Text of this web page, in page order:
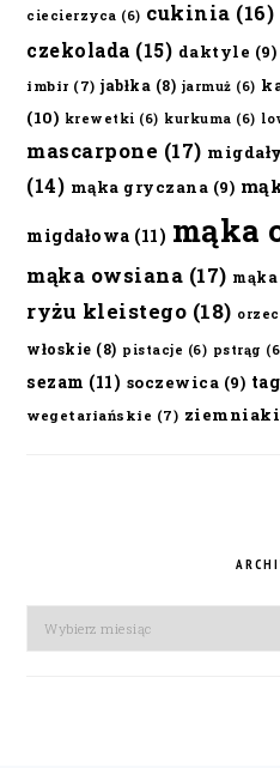
ciecierzyca (6) cukinia (16)
czekolada (15) daktyle (9)
imbir (7) jabłka (8) jarmuż (6)
(10) krewetki (6) kurkuma (6)
mascarpone (17) migdały
(14) mąka gryczana (9)
migdałowa (11) mąka
mąka owsiana (17)
ryżu kleistego (18)
włoskie (8) pistacje (6) pstrąg
sezam (11) soczewica (9)
wegetariańskie (7) ziemniaki
Archiwa